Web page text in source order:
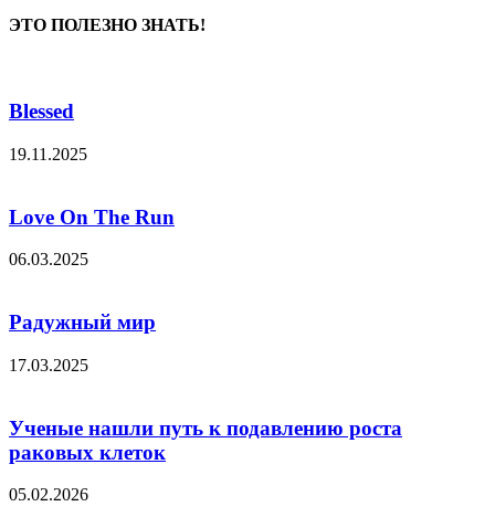
ЭТО ПОЛЕЗНО ЗНАТЬ!
Blessed
19.11.2025
Love On The Run
06.03.2025
Радужный мир
17.03.2025
Ученые нашли путь к подавлению роста
раковых клеток
05.02.2026